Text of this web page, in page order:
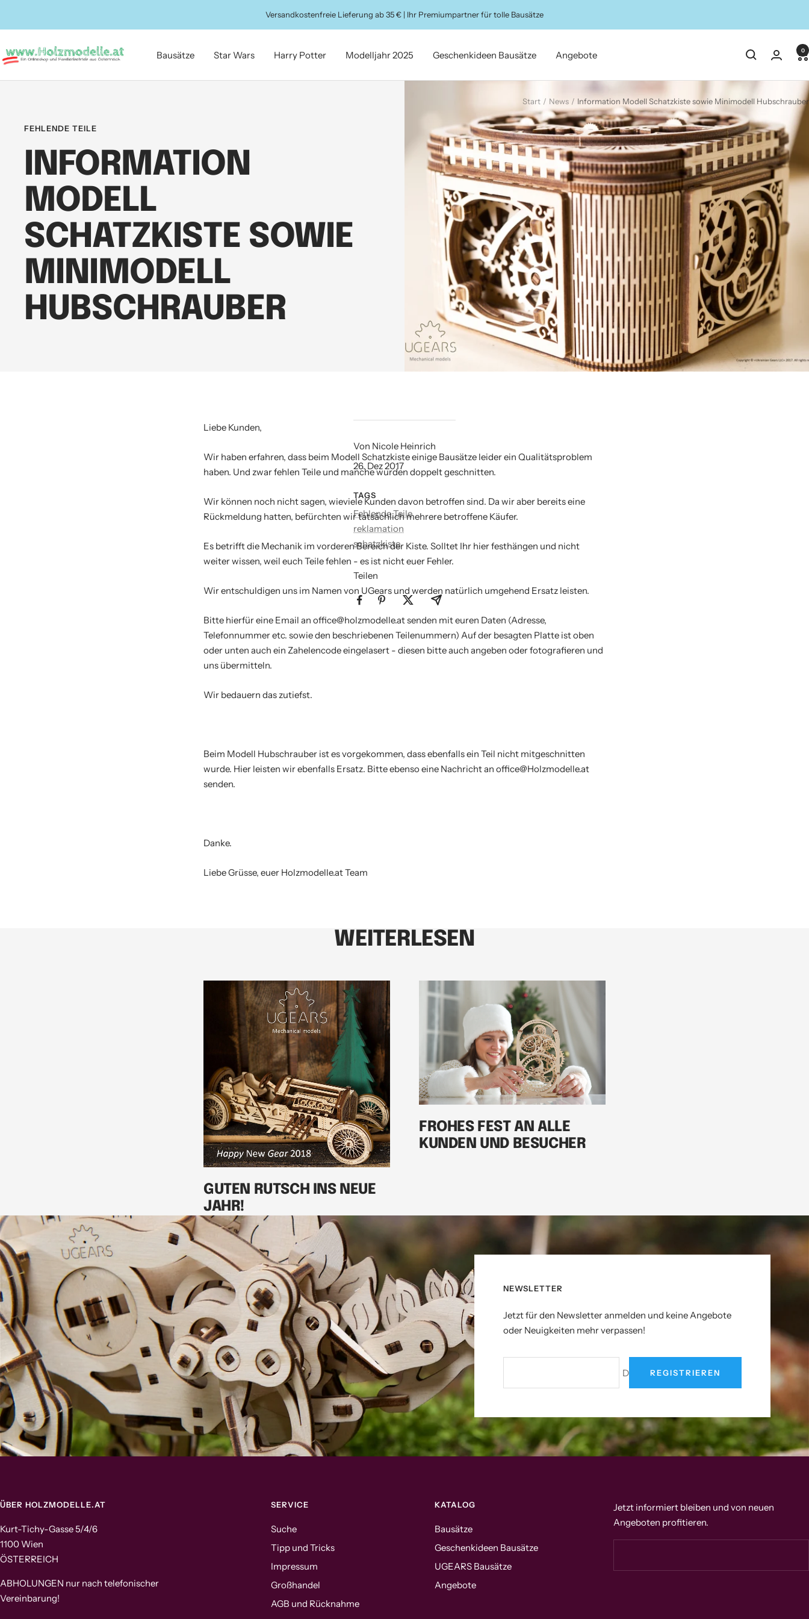
Versandkostenfreie Lieferung ab 35 € | Ihr Premiumpartner für tolle Bausätze
Bausätze Star Wars Harry Potter Modelljahr 2025 Geschenkideen Bausätze Angebote
Holzmodelle.at 0
Start News Information Modell Schatzkiste sowie Minimodell Hubschrauber
FEHLENDE TEILE
INFORMATION
MODELL
SCHATZKISTE SOWIE
MINIMODELL
HUBSCHRAUBER
Von Nicole Heinrich
26. Dez 2017
TAGS
Fehlende Teile
reklamation
schatzkiste
Teilen
Liebe Kunden,
Wir haben erfahren, dass beim Modell Schatzkiste einige Bausätze leider ein Qualitätsproblem
haben. Und zwar fehlen Teile und manche wurden doppelt geschnitten.
Wir können noch nicht sagen, wieviele Kunden davon betroffen sind. Da wir aber bereits eine
Rückmeldung hatten, befürchten wir tatsächlich mehrere betroffene Käufer.
Es betrifft die Mechanik im vorderen Bereich der Kiste. Solltet Ihr hier festhängen und nicht
weiter wissen, weil euch Teile fehlen - es ist nicht euer Fehler.
Wir entschuldigen uns im Namen von UGears und werden natürlich umgehend Ersatz leisten.
Bitte hierfür eine Email an office@holzmodelle.at senden mit euren Daten (Adresse,
Telefonnummer etc. sowie den beschriebenen Teilenummern) Auf der besagten Platte ist oben
oder unten auch ein Zahelencode eingelasert - diesen bitte auch angeben oder fotografieren und
uns übermitteln.
Wir bedauern das zutiefst.
Beim Modell Hubschrauber ist es vorgekommen, dass ebenfalls ein Teil nicht mitgeschnitten
wurde. Hier leisten wir ebenfalls Ersatz. Bitte ebenso eine Nachricht an office@Holzmodelle.at
senden.
Danke.
Liebe Grüsse, euer Holzmodelle.at Team
WEITERLESEN
GUTEN RUTSCH INS NEUE
JAHR!
FROHES FEST AN ALLE
KUNDEN UND BESUCHER
NEWSLETTER
Jetzt für den Newsletter anmelden und keine Angebote
oder Neuigkeiten mehr verpassen!
Deine E-MailREGISTRIEREN
ÜBER HOLZMODELLE.AT
Kurt-Tichy-Gasse 5/4/6
1100 Wien
ÖSTERREICH
ABHOLUNGEN nur nach telefonischer
Vereinbarung!
SERVICE
Suche
Tipp und Tricks
Impressum
Großhandel
AGB und Rücknahme
KATALOG
Bausätze
Geschenkideen Bausätze
UGEARS Bausätze
Angebote
Jetzt informiert bleiben und von neuen
Angeboten profitieren.